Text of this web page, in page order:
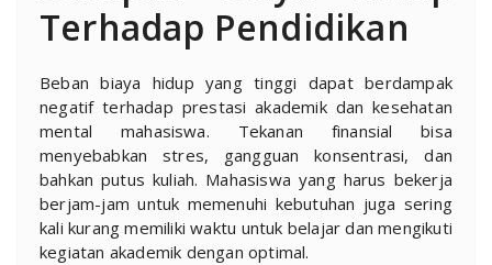
Terhadap Pendidikan
Beban biaya hidup yang tinggi dapat berdampak
negatif terhadap prestasi akademik dan kesehatan
mental mahasiswa. Tekanan finansial bisa
menyebabkan stres, gangguan konsentrasi, dan
bahkan putus kuliah. Mahasiswa yang harus bekerja
berjam-jam untuk memenuhi kebutuhan juga sering
kali kurang memiliki waktu untuk belajar dan mengikuti
kegiatan akademik dengan optimal.